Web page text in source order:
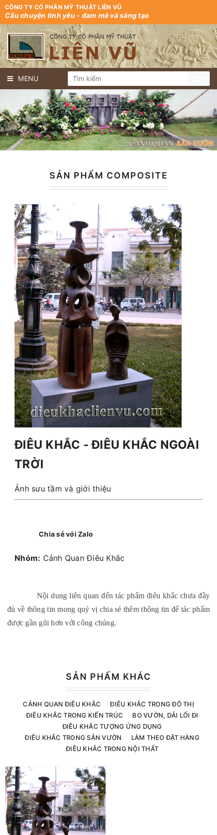
CÔNG TY CỔ PHẦN MỸ THUẬT LIÊN VŨ
Câu chuyện tình yêu - đam mê và sáng tạo
MENU
SẢN PHẨM COMPOSITE
ĐIÊU KHẮC - ĐIÊU KHẮC NGOÀI
TRỜI
Ảnh sưu tầm và giới thiệu
Chia sẻ với Zalo
Nhóm: Cảnh Quan Điêu Khắc
Nội dung liên quan đến tác phẩm điêu khắc chưa đầy
đủ về thông tin mong quý vị chia sẻ thêm thông tin để tác phẩm
được gần gũi hơn với công chúng.
SẢN PHẨM KHÁC
CẢNH QUAN ĐIÊU KHẮC
ĐIÊU KHẮC TRONG ĐÔ THỊ
ĐIÊU KHẮC TRONG KIẾN TRÚC
BO VƯỜN, DẢI LỐI ĐI
ĐIÊU KHẮC TƯỢNG ỨNG DỤNG
ĐIÊU KHẮC TRONG SÂN VƯỜN
LÀM THEO ĐẶT HÀNG
ĐIÊU KHẮC TRONG NỘI THẤT